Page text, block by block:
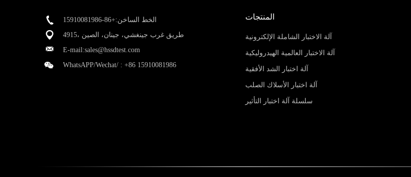
الخط الساخن:+86-15910081986
4915، طريق غرب جينغشي، جينان، الصين
E-mail:sales@hssdtest.com
WhatsAPP/Wechat/ : +86 15910081986
المنتجات
آلة الاختبار الشاملة الإلكترونية
آلة الاختبار العالمية الهيدروليكية
آلة اختبار الشد الأفقية
آلة اختبار الأسلاك الصلب
سلسلة آلة اختبار التأثير